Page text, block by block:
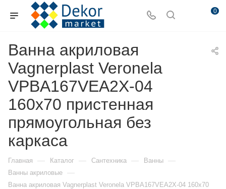
0
Ванна акриловая
Vagnerplast Veronela
VPBA167VEA2X-04
160х70 пристенная
прямоугольная без
каркаса
Главная — Каталог — Сантехника — Ванны —
Ванны акриловые —
Ванна акриловая Vagnerplast Veronela VPBA167VEA2X-04 160х70